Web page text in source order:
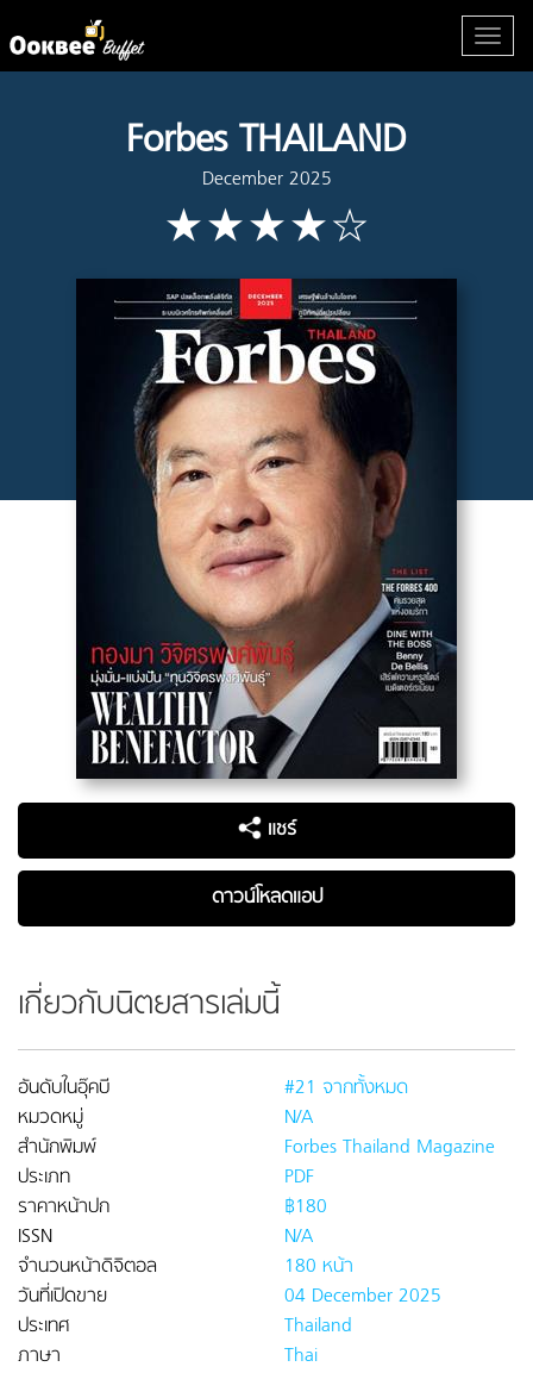
Forbes THAILAND
December 2025
แชร์
ดาวน์โหลดแอป
เกี่ยวกับนิตยสารเล่มนี้
อันดับในอุ๊คบี
#21 จากทั้งหมด
หมวดหมู่
N/A
สำนักพิมพ์
Forbes Thailand Magazine
ประเภท
PDF
ราคาหน้าปก
฿180
ISSN
N/A
จำนวนหน้าดิจิตอล
180 หน้า
วันที่เปิดขาย
04 December 2025
ประเทศ
Thailand
ภาษา
Thai